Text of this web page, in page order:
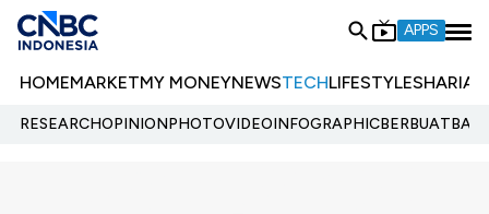
APPS
HOMEMARKETMY MONEYNEWSTECHLIFESTYLESHARIA
RESEARCHOPINIONPHOTOVIDEOINFOGRAPHIC